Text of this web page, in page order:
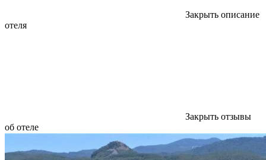
Закрыть описание
отеля
Закрыть отзывы
об отеле